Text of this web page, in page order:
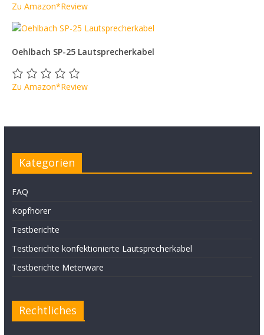
Zu Amazon*Review
Oehlbach SP-25 Lautsprecherkabel
Zu Amazon*Review
Kategorien
FAQ
Kopfhörer
Testberichte
Testberichte konfektionierte Lautsprecherkabel
Testberichte Meterware
Rechtliches